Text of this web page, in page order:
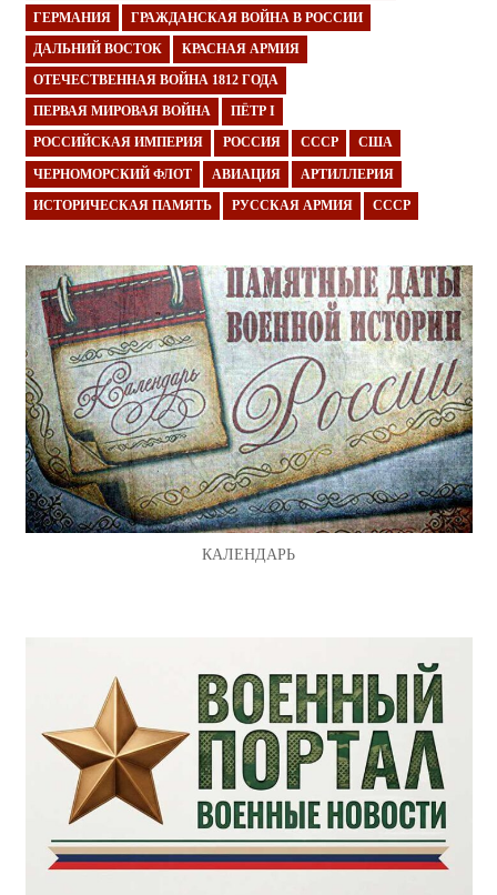
ГЕРМАНИЯ ГРАЖДАНСКАЯ ВОЙНА В РОССИИ
ДАЛЬНИЙ ВОСТОК КРАСНАЯ АРМИЯ
ОТЕЧЕСТВЕННАЯ ВОЙНА 1812 ГОДА
ПЕРВАЯ МИРОВАЯ ВОЙНА ПЁТР I
РОССИЙСКАЯ ИМПЕРИЯ РОССИЯ СССР США
ЧЕРНОМОРСКИЙ ФЛОТ АВИАЦИЯ АРТИЛЛЕРИЯ
ИСТОРИЧЕСКАЯ ПАМЯТЬ РУССКАЯ АРМИЯ СССР
КАЛЕНДАРЬ